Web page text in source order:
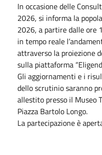
In occasione delle
2026, si informa la
2026, a partire dalle ore
in tempo reale
attraverso la proiezione
sulla piattaforma
Gli aggiornamenti e i
dello scrutinio saranno
allestito presso il Museo
Piazza Bartolo Longo.
La partecipazione è